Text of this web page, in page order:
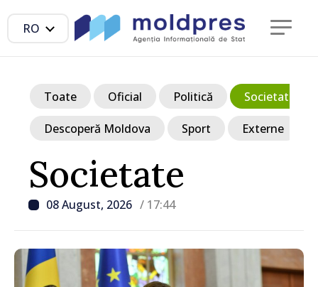
RO
Societate
08 August, 2026 / 17:44
Toate Oficial Politică Societate
Descoperă Moldova Sport Externe